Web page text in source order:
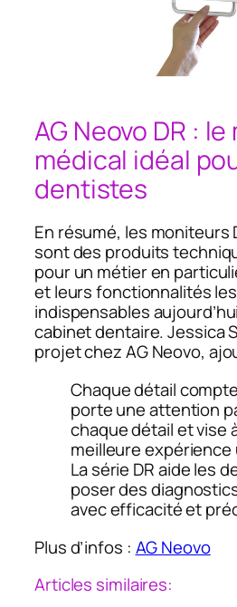
AG Neovo DR :
médical idéal
dentistes
En résumé, les moniteurs
sont des produits
pour un métier en
et leurs fonctionnalités
indispensables
cabinet dentaire. Jessica
projet chez AG Neovo,
Chaque détail
porte une attention
chaque détail et vise
meilleure
La série DR aide les
poser des
avec efficacité et
Plus d’infos : AG Neovo
Articles similaires: